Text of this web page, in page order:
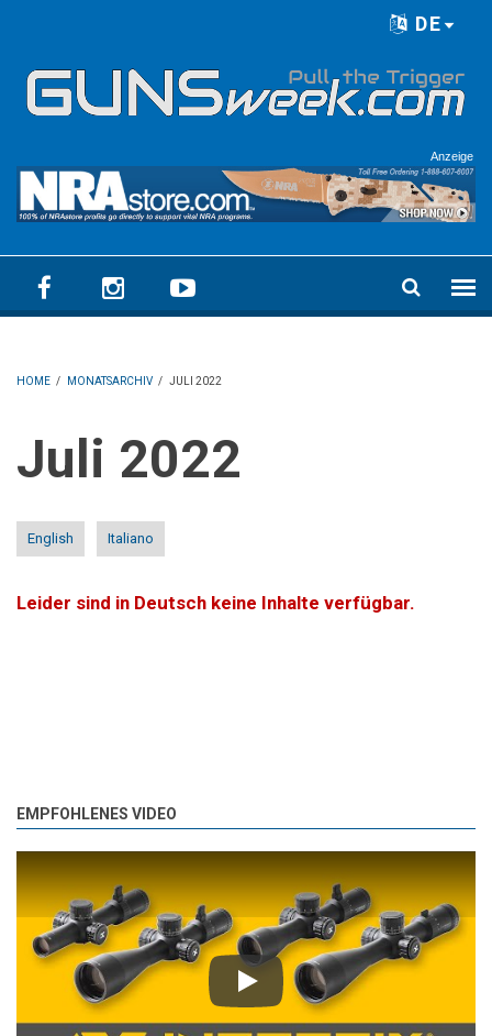
DE
Anzeige
HOME / MONATSARCHIV / JULI 2022
Juli 2022
English Italiano
Leider sind in Deutsch keine Inhalte verfügbar.
EMPFOHLENES VIDEO
Play